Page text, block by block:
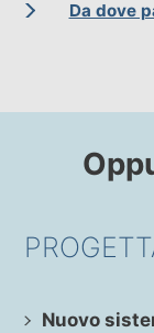
Da dove
Nuovo